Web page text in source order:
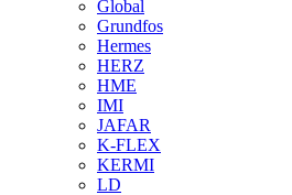
Global
Grundfos
Hermes
HERZ
HME
IMI
JAFAR
K-FLEX
KERMI
LD